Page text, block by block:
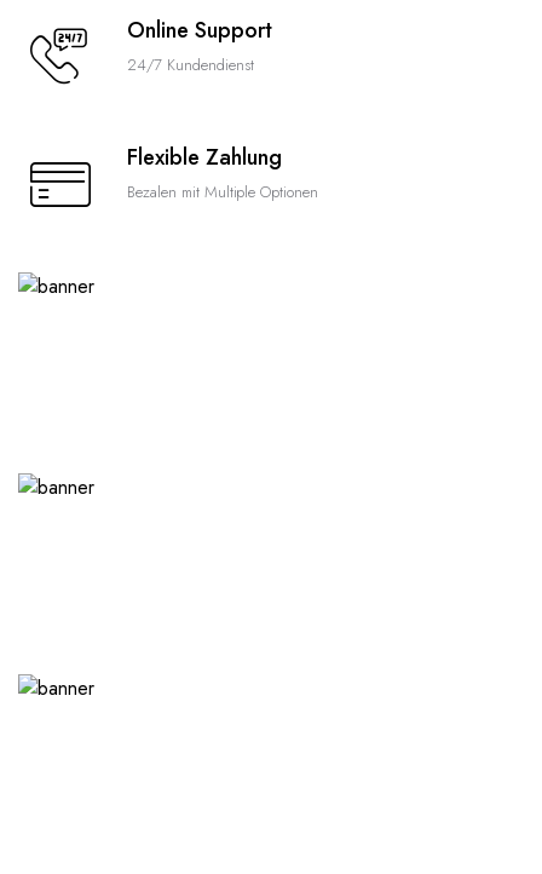
Online Support
24/7 Kundendienst
Flexible Zahlung
Bezalen mit Multiple Optionen